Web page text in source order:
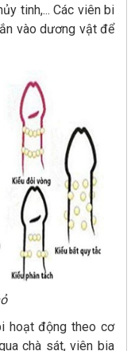
tinh,... Các viên bi
vào dương vật để
hoạt động theo cơ
chà sát, viên bia